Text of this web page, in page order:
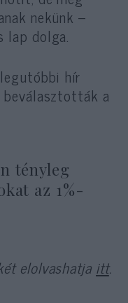
nekünk –
lap dolga.
hír
a
tényleg
az 1%-
elolvashatja itt.